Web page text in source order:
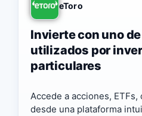
eToro
Invierte con uno
utilizados por
particulares
Accede a acciones,
desde una plataforma